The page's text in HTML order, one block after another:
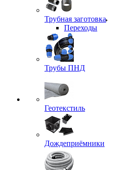
Трубная заготовка
Переходы
Трубы ПНД
Геотекстиль
Дождеприёмники